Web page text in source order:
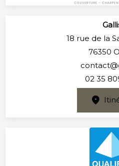
18 rue de la
76350
02 35